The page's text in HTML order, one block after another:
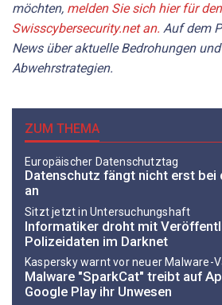
möchten, melden Sie sich hier für
Swisscybersecurity.net an. Auf dem
News über aktuelle Bedrohungen
Abwehrstrategien.
ZUM THEMA
Europäischer Datenschutztag
Datenschutz fängt nicht erst bei
an
Sitzt jetzt in Untersuchungshaft
Informatiker droht mit
Polizeidaten im Darknet
Kaspersky warnt vor neuer Malware-
Malware "SparkCat" treibt auf
Google Play ihr Unwesen